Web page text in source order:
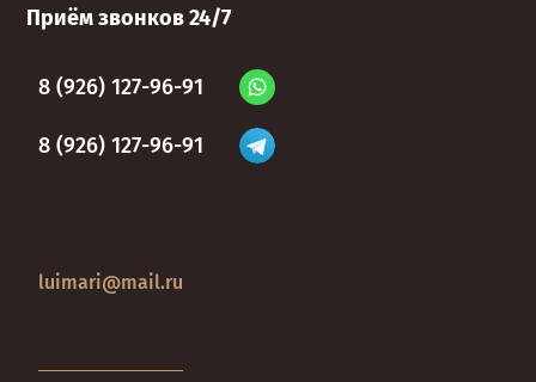
Приём звонков 24/7
8 (926) 127-96-91
8 (926) 127-96-91
luimari@mail.ru